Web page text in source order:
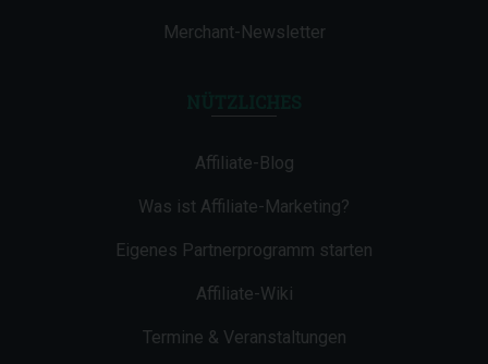
Merchant-Newsletter
Affiliate-Blog
Was ist Affiliate-Marketing?
Eigenes Partnerprogramm starten
Affiliate-Wiki
Termine & Veranstaltungen